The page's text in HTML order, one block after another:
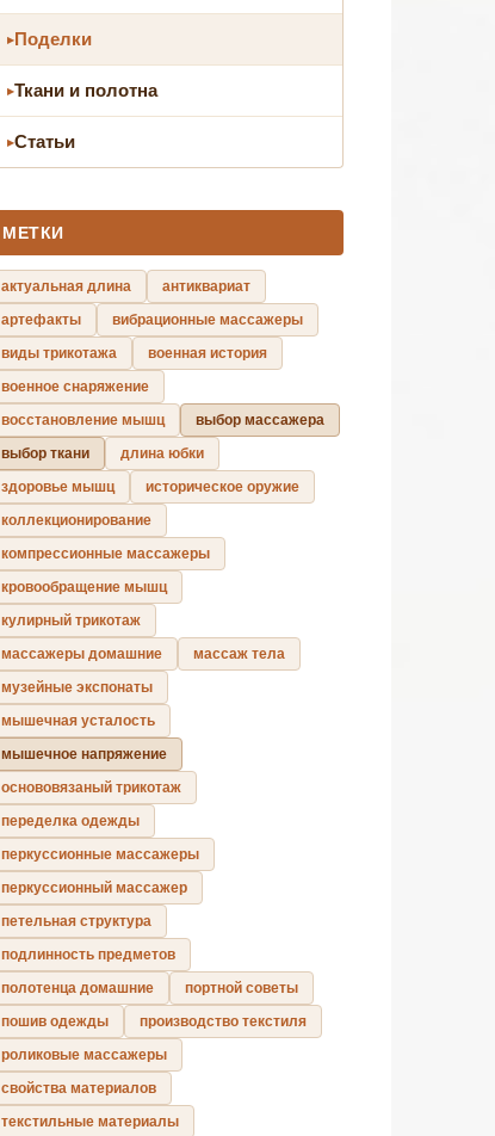
Поделки
Ткани и полотна
Статьи
МЕТКИ
актуальная длина
антиквариат
артефакты
вибрационные массажеры
виды трикотажа
военная история
военное снаряжение
восстановление мышц
выбор массажера
выбор ткани
длина юбки
здоровье мышц
историческое оружие
коллекционирование
компрессионные массажеры
кровообращение мышц
кулирный трикотаж
массажеры домашние
массаж тела
музейные экспонаты
мышечная усталость
мышечное напряжение
основовязаный трикотаж
переделка одежды
перкуссионные массажеры
перкуссионный массажер
петельная структура
подлинность предметов
полотенца домашние
портной советы
пошив одежды
производство текстиля
роликовые массажеры
свойства материалов
текстильные материалы